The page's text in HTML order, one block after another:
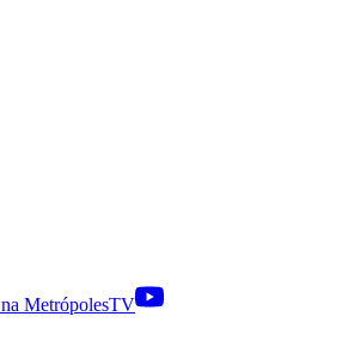
na MetrópolesTV